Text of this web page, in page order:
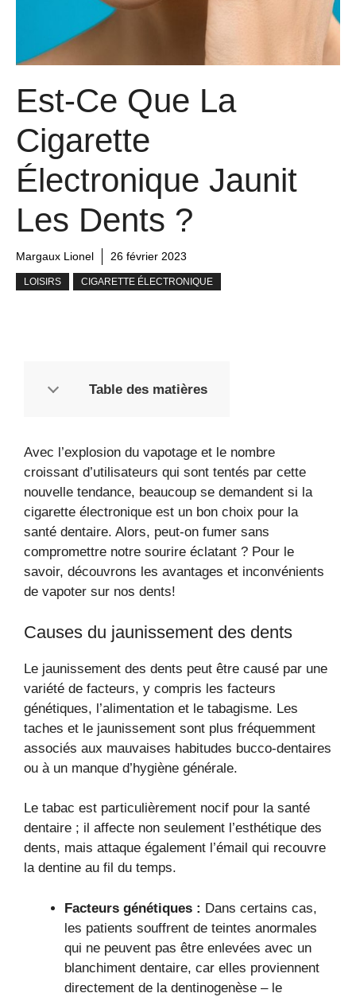
Est-Ce Que La
Cigarette
Électronique Jaunit
Les Dents ?
Margaux Lionel 26 février 2023
LOISIRS CIGARETTE ÉLECTRONIQUE
Table des matières
Avec l’explosion du vapotage et le nombre
croissant d’utilisateurs qui sont tentés par cette
nouvelle tendance, beaucoup se demandent si la
cigarette électronique est un bon choix pour la
santé dentaire. Alors, peut-on fumer sans
compromettre notre sourire éclatant ? Pour le
savoir, découvrons les avantages et inconvénients
de vapoter sur nos dents!
Causes du jaunissement des dents
Le jaunissement des dents peut être causé par une
variété de facteurs, y compris les facteurs
génétiques, l’alimentation et le tabagisme. Les
taches et le jaunissement sont plus fréquemment
associés aux mauvaises habitudes bucco-dentaires
ou à un manque d’hygiène générale.
Le tabac est particulièrement nocif pour la santé
dentaire ; il affecte non seulement l’esthétique des
dents, mais attaque également l’émail qui recouvre
la dentine au fil du temps.
Facteurs génétiques : Dans certains cas,
les patients souffrent de teintes anormales
qui ne peuvent pas être enlevées avec un
blanchiment dentaire, car elles proviennent
directement de la dentinogenèse – le